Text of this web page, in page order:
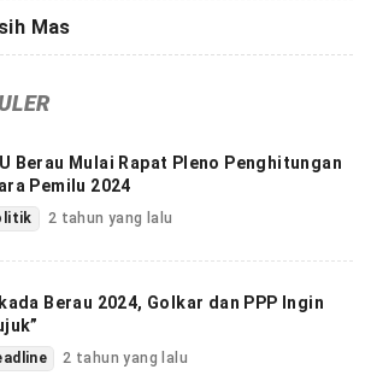
Mas
Berau Mulai Rapat Pleno Penghitungan
Pemilu 2024
2 tahun yang lalu
Berau 2024, Golkar dan PPP Ingin
2 tahun yang lalu